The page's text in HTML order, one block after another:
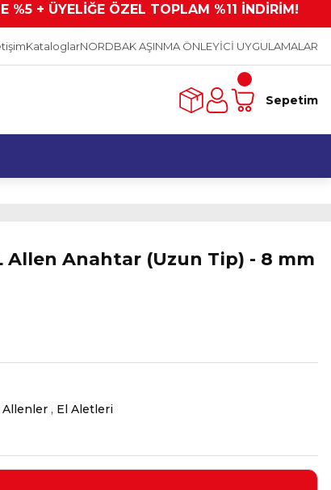
+ ÜYELİĞE ÖZEL TOPLAM %11 İNDİRİM!
KataloglarNORDBAK AŞINMA ÖNLEYİCİ UYGULAMALAR
Sepetim
Allen Anahtar (Uzun Tip) - 8 mm
Allenler , El Aletleri